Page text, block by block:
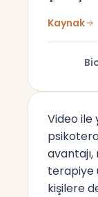
Kaynak
Video ile
terapiye
kişilere